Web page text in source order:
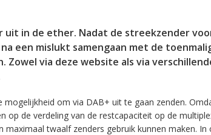
uit in de ether. Nadat de streekzender
een mislukt samengaan met de
via deze website als via
om via DAB+ uit te gaan zenden.
de verdeling van de restcapaciteit op de
twaalf zenders gebruik kunnen maken. In